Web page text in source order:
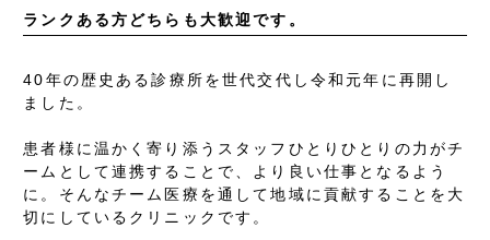
ランクある方どちらも大歓迎です。
40年の歴史ある診療所を世代交代し令和元年に再開し
ました。
患者様に温かく寄り添うスタッフひとりひとりの力がチ
ームとして連携することで、より良い仕事となるよう
に。そんなチーム医療を通して地域に貢献することを大
切にしているクリニックです。